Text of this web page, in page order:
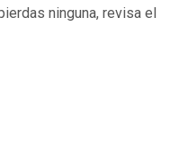
ninguna, revisa el